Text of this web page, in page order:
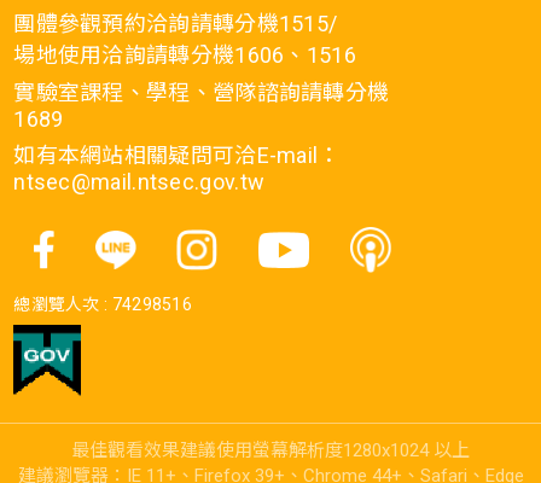
團體參觀預約洽詢請轉分機1515/
場地使用洽詢請轉分機1606、1516
實驗室課程、學程、營隊諮詢請轉分機
1689
如有本網站相關疑問可洽E-mail：
ntsec@mail.ntsec.gov.tw
總瀏覽人次 : 74298516
最佳觀看效果建議使用螢幕解析度1280x1024 以上
建議瀏覽器：IE 11+、Firefox 39+、Chrome 44+、Safari、Edge